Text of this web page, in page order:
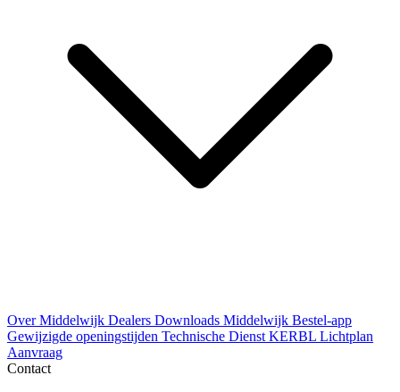
Over Middelwijk Dealers Downloads Middelwijk Bestel-app
Gewijzigde openingstijden Technische Dienst KERBL Lichtplan
Aanvraag
Contact